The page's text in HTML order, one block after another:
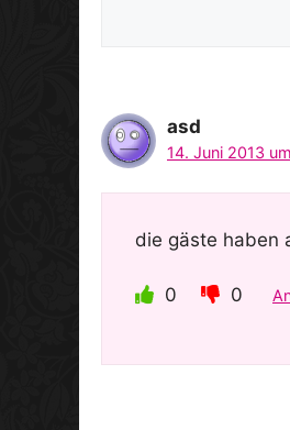
asd
14. Juni 2013
die gäste haben
0 0